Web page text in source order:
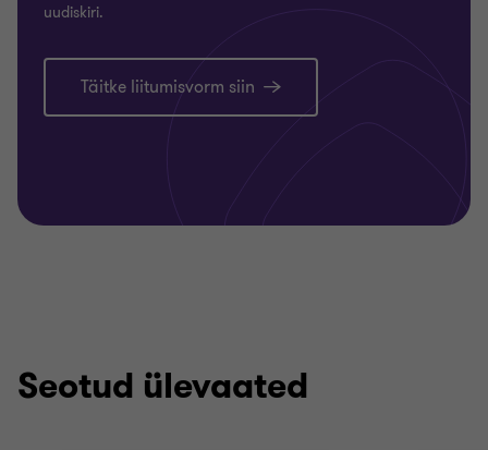
uudiskiri.
Täitke liitumisvorm siin
Seotud ülevaated